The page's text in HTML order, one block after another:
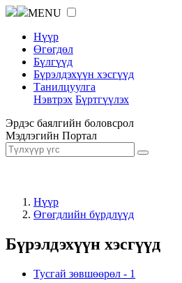
MENU
Нүүр
Өгөгдөл
Бүлгүүд
Бүрэлдэхүүн хэсгүүд
Танилцуулга
Нэвтрэх Бүртгүүлэх
Эрдэс баялгийн боловсрол
Мэдлэгийн Портал
Нүүр
Өгөгдлийн бүрдлүүд
Бүрэлдэхүүн хэсгүүд
Тусгай зөвшөөрөл - 1